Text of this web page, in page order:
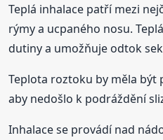
Teplá inhalace patří mezi
rýmy a ucpaného nosu.
dutiny a umožňuje odtok
Teplota roztoku by měla být
aby nedošlo k podráždění
Inhalace se provádí nad